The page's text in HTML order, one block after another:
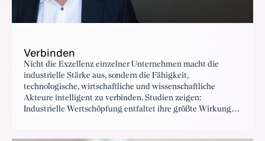
Verbinden
Nicht die Exzellenz einzelner Unternehmen macht die
industrielle Stärke aus, sondern die Fähigkeit,
technologische, wirtschaftliche und wissenschaftliche
Akteure intelligent zu verbinden. Studien zeigen:
Industrielle Wertschöpfung entfaltet ihre größte Wirkung